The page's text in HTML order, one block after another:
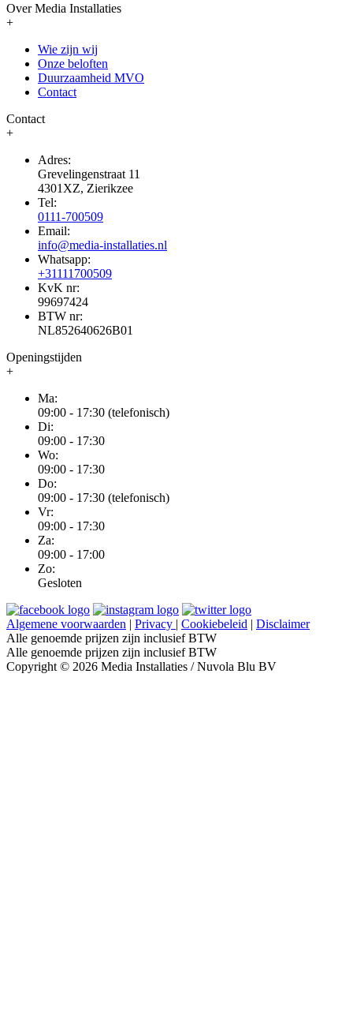
Over Media Installaties
+
Wie zijn wij
Onze beloften
Duurzaamheid MVO
Contact
Contact
+
Adres:
Grevelingenstraat 11
4301XZ, Zierikzee
Tel:
0111-700509
Email:
info@media-installaties.nl
Whatsapp:
+31111700509
KvK nr:
99697424
BTW nr:
NL852640626B01
Openingstijden
+
Ma:
09:00 - 17:30 (telefonisch)
Di:
09:00 - 17:30
Wo:
09:00 - 17:30
Do:
09:00 - 17:30 (telefonisch)
Vr:
09:00 - 17:30
Za:
09:00 - 17:00
Zo:
Gesloten
Algemene voorwaarden | Privacy | Cookiebeleid | Disclaimer
Alle genoemde prijzen zijn inclusief BTW
Alle genoemde prijzen zijn inclusief BTW
Copyright © 2026 Media Installaties / Nuvola Blu BV